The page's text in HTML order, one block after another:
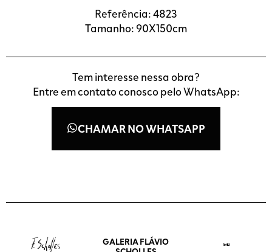
Referência: 4823
Tamanho: 90X150cm
Tem interesse nessa obra?
Entre em contato conosco pelo WhatsApp:
CHAMAR NO WHATSAPP
GALERIA FLÁVIO